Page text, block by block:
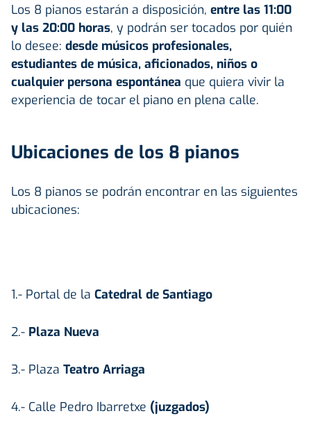
Los 8 pianos estarán a disposición, entre las 11:00
y las 20:00 horas, y podrán ser tocados por quién
lo desee: desde músicos profesionales,
estudiantes de música, aficionados, niños o
cualquier persona espontánea que quiera vivir la
experiencia de tocar el piano en plena calle.
Ubicaciones de los 8 pianos
Los 8 pianos se podrán encontrar en las siguientes
ubicaciones:
1.- Portal de la Catedral de Santiago
2.- Plaza Nueva
3.- Plaza Teatro Arriaga
4.- Calle Pedro Ibarretxe (juzgados)